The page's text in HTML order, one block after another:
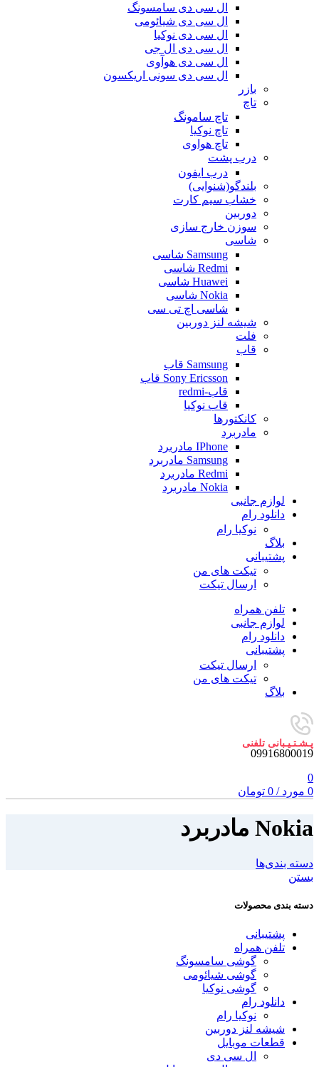
ال سی دی سامسونگ
ال سی دی شیائومی
ال سی دی نوکیا
ال سی دی ال جی
ال سی دی هوآوی
ال سی دی سونی اریکسون
بازر
تاچ
تاچ سامونگ
تاچ نوکیا
تاچ هواوی
درب پشت
درب ایفون
بلندگو(شنوایی)
خشاب سیم کارت
دوربین
سوزن خارج سازی
شاسی
Samsung شاسی
Redmi شاسی
Huawei شاسی
Nokia شاسی
شاسی اچ تی سی
شیشه لنز دوربین
فلت
قاب
Samsung قاب
Sony Ericsson قاب
قاب-redmi
قاب نوکیا
کانکتورها
مادربرد
IPhone مادربرد
Samsung مادربرد
Redmi مادربرد
Nokia مادربرد
لوازم جانبی
دانلود رام
نوکیا رام
بلاگ
پشتیبانی
تیکت های من
ارسال تیکت
تلفن همراه
لوازم جانبی
دانلود رام
پشتیبانی
ارسال تیکت
تیکت های من
بلاگ
پـشـتـیـبانی تلفنی
09916800019
0
0 مورد /
0 تومان
Nokia مادربرد
دسته بندی‌ها
بستن
دسته بندی محصولات
پشتیبانی
تلفن همراه
گوشی سامسونگ
گوشی شیائومی
گوشی نوکیا
دانلود رام
نوکیا رام
شیشه لنز دوربین
قطعات موبایل
ال سی دی